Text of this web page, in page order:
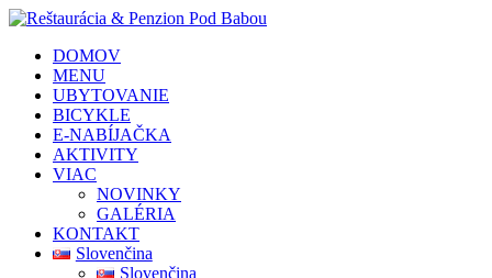
DOMOV
MENU
UBYTOVANIE
BICYKLE
E-NABÍJAČKA
AKTIVITY
VIAC
NOVINKY
GALÉRIA
KONTAKT
Slovenčina
Slovenčina